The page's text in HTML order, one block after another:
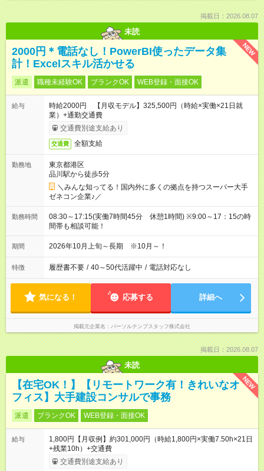
掲載日：2026.08.07
未読
NEW
2000円＊電話なし！PowerBI使ったデータ集
計！Excelスキル活かせる
派遣 職種未経験OK ブランクOK WEB登録・面接OK
給与
時給2000円 【月収モデル】325,500円（時給×実働×21日就
業）+通勤交通費
交通費別途支給あり
交通費 全額支給
勤務地
東京都港区
品川駅から徒歩5分
＼みんな知ってる！国内外に多くの拠点を持つスーパー大手
ゼネコン企業♪／
勤務時間
08:30～17:15(実働7時間45分 休憩1時間) ※9:00～17：15の時
間帯も相談可能！
期間 2026年10月上旬～長期 ※10月～！
特徴 履歴書不要 / 40～50代活躍中 / 電話対応なし
気になる！ 応募する 詳細へ
掲載元企業名 パーソルテンプスタッフ株式会社
掲載日：2026.08.07
未読
NEW
【在宅OK！】【リモートワーク有！きれいなオ
フィス】大手建設コンサルで事務
派遣 ブランクOK WEB登録・面接OK
給与
1,800円【月収例】約301,000円（時給1,800円×実働7.50h×21日
+残業10h）+交通費
交通費別途支給あり